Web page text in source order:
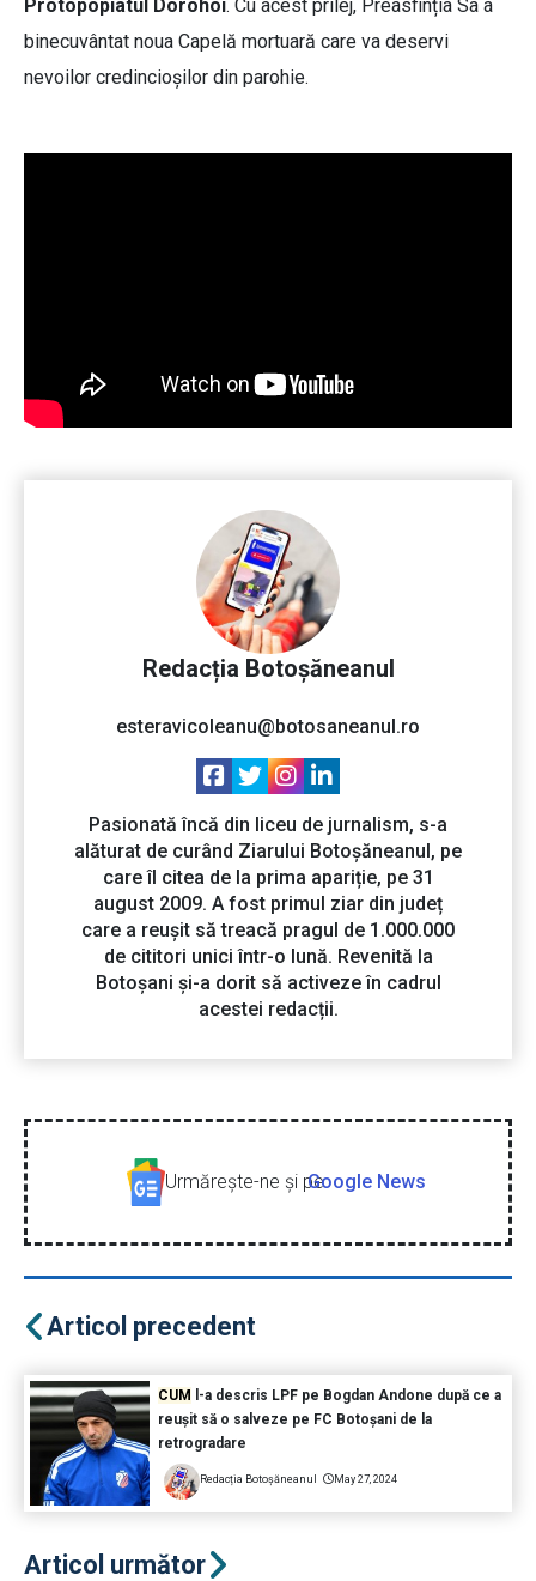
Protopopiatul Dorohoi. Cu acest prilej, Preasfinția Sa a
binecuvântat noua Capelă mortuară care va deservi
nevoilor credincioșilor din parohie.
Redacția Botoșăneanul
esteravicoleanu@botosaneanul.ro
Pasionată încă din liceu de jurnalism, s-a
alăturat de curând Ziarului Botoșăneanul, pe
care îl citea de la prima apariție, pe 31
august 2009. A fost primul ziar din județ
care a reușit să treacă pragul de 1.000.000
de cititori unici într-o lună. Revenită la
Botoșani și-a dorit să activeze în cadrul
acestei redacții.
Urmăreşte-ne şi peGoogle News
Articol precedent
CUM l-a descris LPF pe Bogdan Andone după ce a
reușit să o salveze pe FC Botoșani de la
retrogradare
Redacția Botoșăneanul May 27, 2024
Articol următor